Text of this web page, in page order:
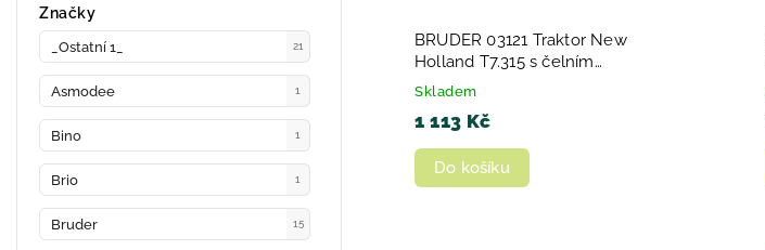
Značky
_Ostatní 1_ 21
Asmodee 1
Bino 1
Brio 1
Bruder 15
BRUDER 03121 Traktor New
Holland T7.315 s čelním
nakladačem 1:16 plast
Skladem
1 113 Kč
Do košíku